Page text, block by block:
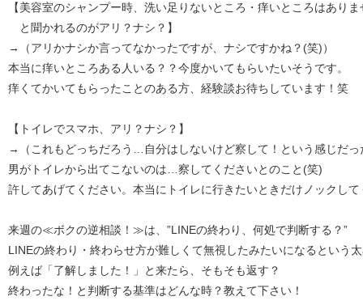
【美容室のシャンプー時、洗い足りないところ・痒いところはあり
と聞かれるのがアリ？ナシ？】
→（アリかナシか言ってなかったですが、ナシですかね？(笑)）
本当に痒いところある人いる？？今度かいてもらいたいそうです。
痒くてかいてもらったことのある方、経験談お待ちしています！笑
【トイレでスマホ、アリ？ナシ？】
→（これもどっちだろう…自分はしないけど察して！という感じだっ
男がトイレから出てこないのは…察してくださいとのこと(笑)
許してあげてください。本当にトイレに行きたいときだけノックし
来週の≪ボクの逆相談！≫は、”LINEの終わり、何処で判断する？”
LINEの終わり・終わらせ方が難しくて無視したみたいになるという
例えば「了解しました！」と来たら、そもそも返す？
終わったな！と判断する基準はどんな時？教えて下さい！